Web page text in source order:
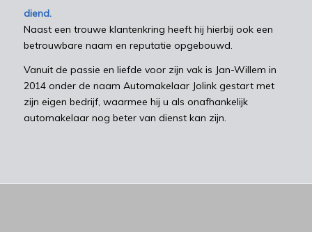
diend.
Naast een trouwe klantenkring heeft hij hierbij ook een
betrouwbare naam en reputatie opgebouwd.
Vanuit de passie en liefde voor zijn vak is Jan-Willem in
2014 onder de naam Automakelaar Jolink gestart met
zijn eigen bedrijf, waarmee hij u als onafhankelijk
automakelaar nog beter van dienst kan zijn.